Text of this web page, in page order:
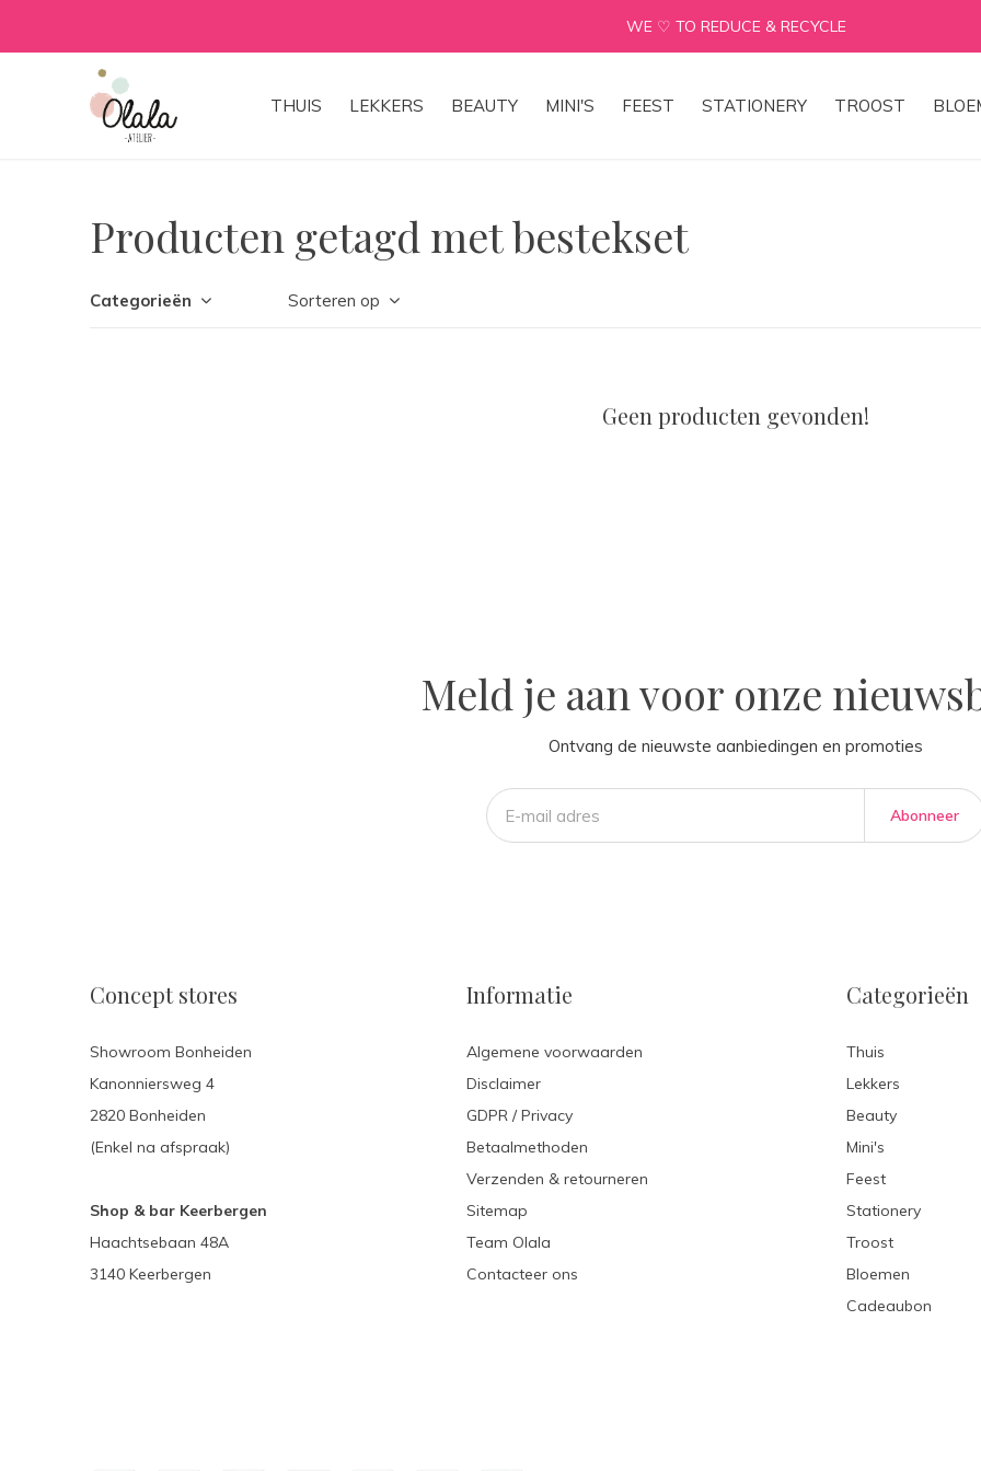
THUIS LEKKERS BEAUTY MINI'S FEEST STATIONERY TROOST
WE ♡ TO REDUCE & RECYCLE
Producten getagd met bestekset
Categorieën Sorteren op
Geen producten gevonden!
Meld je aan voor onze
Ontvang de nieuwste aanbiedingen en promoties
Abonneer
Concept stores
Showroom Bonheiden
Kanonniersweg 4
2820 Bonheiden
(Enkel na afspraak)
Shop & bar Keerbergen
Haachtsebaan 48A
3140 Keerbergen
Informatie
Algemene voorwaarden
Disclaimer
GDPR / Privacy
Betaalmethoden
Verzenden & retourneren
Sitemap
Team Olala
Contacteer ons
Categorieën
Thuis
Lekkers
Beauty
Mini's
Feest
Stationery
Troost
Bloemen
Cadeaubon